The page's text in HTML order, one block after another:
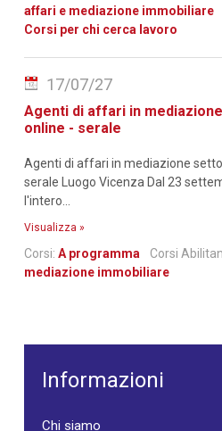
affari e mediazione immobiliare
Corsi per chi cerca lavoro
Agenti di affari in
online - serale
Agenti di affari in mediazione
serale Luogo Vicenza Dal 23
l'intero...
Visualizza »
Corsi: A programma Corsi
mediazione immobiliare
17/07/27
Informazioni
Chi siamo